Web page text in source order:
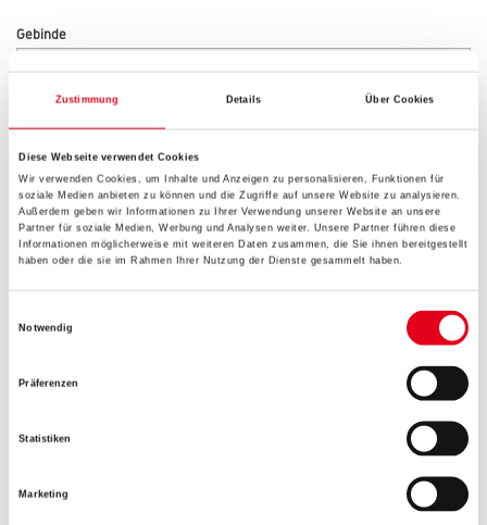
Zustimmung Details Über Cookies
Diese Webseite verwendet Cookies
Wir verwenden Cookies, um Inhalte und Anzeigen zu personalisieren, Funktionen für
soziale Medien anbieten zu können und die Zugriffe auf unsere Website zu analysieren.
Außerdem geben wir Informationen zu Ihrer Verwendung unserer Website an unsere
Partner für soziale Medien, Werbung und Analysen weiter. Unsere Partner führen diese
Informationen möglicherweise mit weiteren Daten zusammen, die Sie ihnen bereitgestellt
haben oder die sie im Rahmen Ihrer Nutzung der Dienste gesammelt haben.
Notwendig
Präferenzen
Statistiken
Marketing
Gebinde
Umrechnungsfaktoren
- Zur Verfüllung von Hohlräumen und Bohrlöchern bei